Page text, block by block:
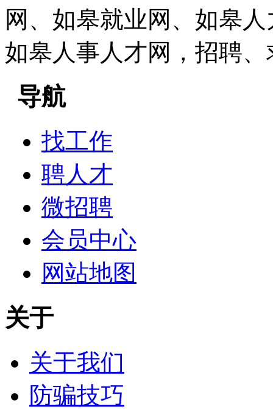
网、如皋就业网、如皋
如皋人事人才网，招聘
导航
找工作
聘人才
微招聘
会员中心
网站地图
关于
关于我们
防骗技巧